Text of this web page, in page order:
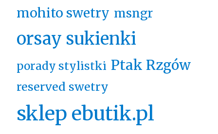
mohito swetry msngr
orsay sukienki
porady stylistki Ptak Rzgów
reserved swetry
sklep ebutik.pl